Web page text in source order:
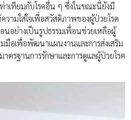
ท่าเทียมกับโรคอื่น ๆ ซึ่งในขณะนี้ยังมี
วามใส่ใจเพื่อสวัสดิภาพของผู้ป่วยโรค
นอย่างเป็นรูปธรรมเพื่อนช่วยเหลือผู้
มือเพื่อพัฒนาแผนงานและการส่งเสริม
าตรฐานการรักษาและการดูแลผู้ป่วยโรค